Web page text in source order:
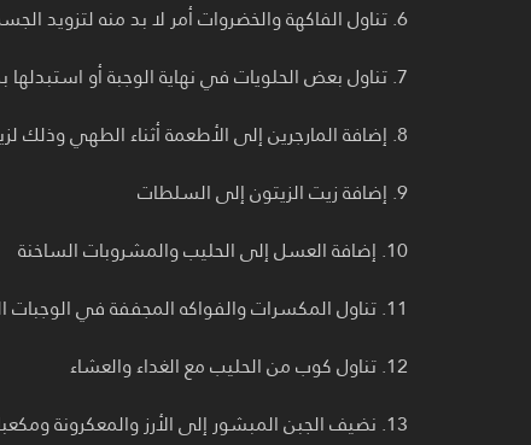
6. تناول الفاكهة والخضروات أمر لا بد منه لتزويد الجسم بالفيتامينات والمعادن اللازمة لصحته.
7. تناول بعض الحلويات في نهاية الوجبة أو استبدلها بكريمة أو مربى أو ساندويتش عسل.
8. إضافة المارجرين إلى الأطعمة أثناء الطهي وذلك لزيادة السعرات الحرارية.
9. إضافة زيت الزيتون إلى السلطات
10. إضافة العسل إلى الحليب والمشروبات الساخنة
11. تناول المكسرات والفواكه المجففة في الوجبات الصغيرة أو إضافتها إلى السلطات أو الأرز.
12. تناول كوب من الحليب مع الغداء والعشاء
13. نضيف الجبن المبشور إلى الأرز والمعكرونة ومكعبات الجبن الأبيض إلى السلطة.